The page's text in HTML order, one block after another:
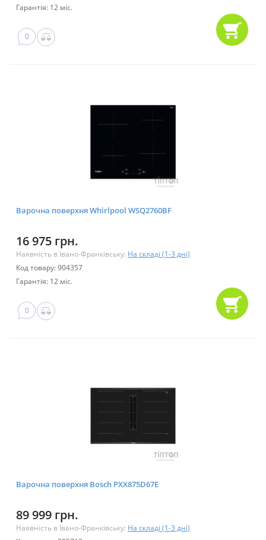
Гарантія: 12 міс.
0
Варочна поверхня Whirlpool WSQ2760BF
16 975 грн.
Наявність в Івано-Франківську: На складі (1-3 дні)
Код товару: 904357
Гарантія: 12 міс.
0
Варочна поверхня Bosch PXX875D67E
89 999 грн.
Наявність в Івано-Франківську: На складі (1-3 дні)